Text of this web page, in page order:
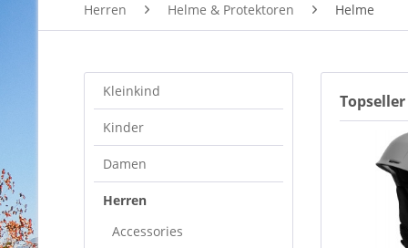
Herren Helme & Protektoren Helme
Kleinkind
Kinder
Damen
Herren
Accessories
Topseller